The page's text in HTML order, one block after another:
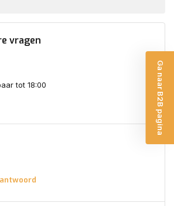
vragen
tot 18:00 Ga naar B2B pagina